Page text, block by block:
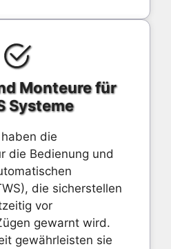
Monteure für
Systeme
die
die Bedienung und
die sicherstellen
vor
gewarnt wird.
gewährleisten sie